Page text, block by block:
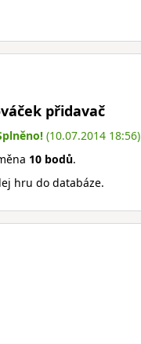
přidavač
(10.07.2014 18:56)
10 bodů.
hru do databáze.